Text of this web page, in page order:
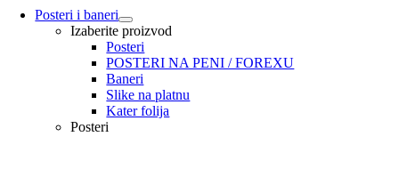
Posteri i baneri
Izaberite proizvod
Posteri
POSTERI NA PENI / FOREXU
Baneri
Slike na platnu
Kater folija
Posteri